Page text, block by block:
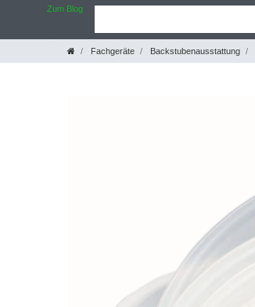
Zum Blog
Fachgeräte Backstubenausstattung